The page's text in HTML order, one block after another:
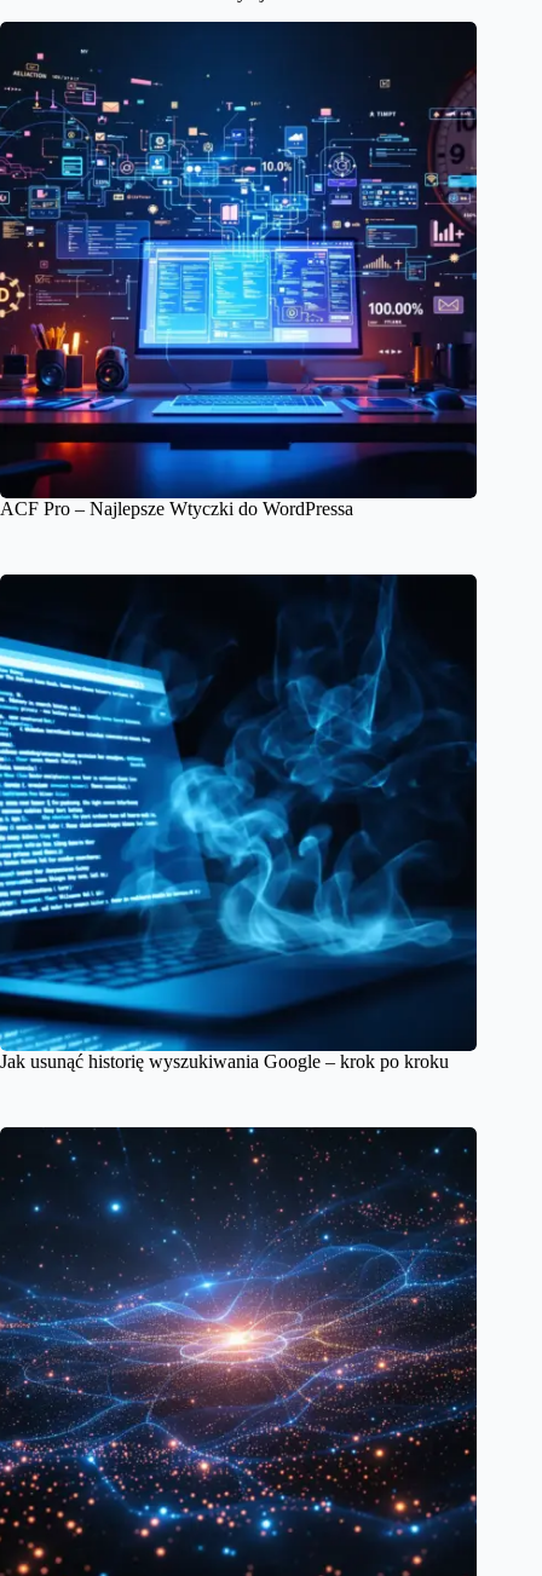
ACF Pro – Najlepsze Wtyczki do WordPressa
Jak usunąć historię wyszukiwania Google – krok po kroku